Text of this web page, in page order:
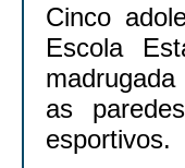
Cinco
Escola
as
esportivos.